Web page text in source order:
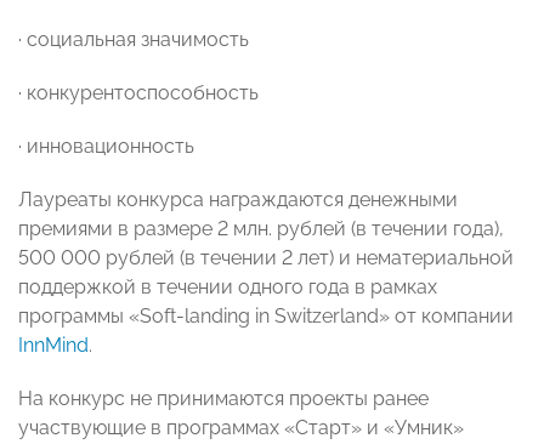
· социальная значимость
· конкурентоспособность
· инновационность
Лауреаты конкурса награждаются денежными
премиями в размере 2 млн. рублей (в течении года),
500 000 рублей (в течении 2 лет) и нематериальной
поддержкой в течении одного года в рамках
программы «Soft-landing in Switzerland» от компании
InnMind.
На конкурс не принимаются проекты ранее
участвующие в программах «Старт» и «Умник»